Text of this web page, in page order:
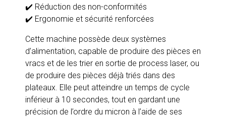
✔ ️ Réduction des non-conformités
✔ ️ Ergonomie et sécurité renforcées
Cette machine possède deux systèmes
d’alimentation, capable de produire des pièces en
vracs et de les trier en sortie de process laser, ou
de produire des pièces déjà triés dans des
plateaux. Elle peut atteindre un temps de cycle
inférieur à 10 secondes, tout en gardant une
précision de l’ordre du micron à l’aide de ses